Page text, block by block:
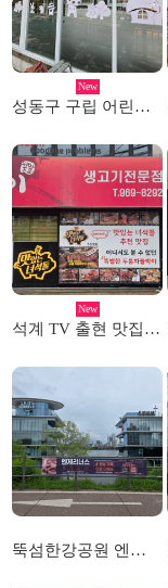
New
성동구 구립 어린이집 선팅시공
New
석계 TV 출현 맛집 고깃집 메뉴판 및 선팅시공
뚝섬한강공원 엔제리너스 및 르엘캐슬 현수막시공